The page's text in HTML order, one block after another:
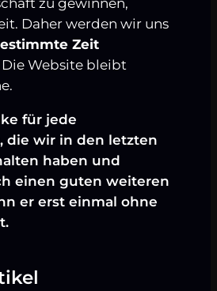
zu gewinnen,
Daher werden wir uns
Zeit
Website bleibt
für jede
die wir in den letzten
haben und
einen guten weiteren
er erst einmal ohne